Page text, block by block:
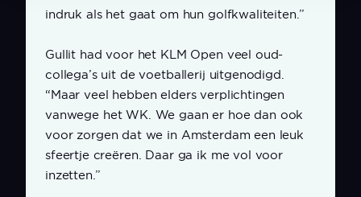
indruk als het gaat om hun golfkwaliteiten.”
Gullit had voor het KLM Open veel oud-
collega’s uit de voetballerij uitgenodigd.
“Maar veel hebben elders verplichtingen
vanwege het WK. We gaan er hoe dan ook
voor zorgen dat we in Amsterdam een leuk
sfeertje creëren. Daar ga ik me vol voor
inzetten.”